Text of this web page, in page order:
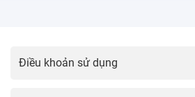
Điều khoản sử dụng